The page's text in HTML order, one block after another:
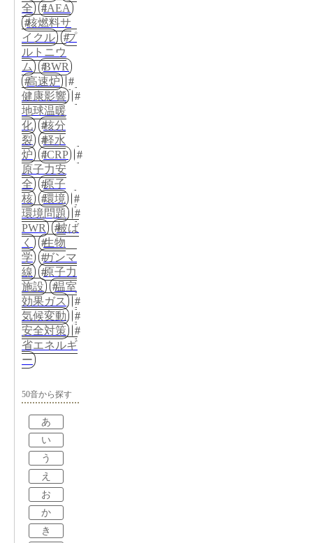
全
IAEA
核燃料サ
イクル
プ
ルトニウ
ム
BWR
高速炉
健康影響
地球温暖
化
核分
裂
軽水
炉
ICRP
原子力安
全
原子
核
環境
環境問題
PWR
被ば
く
生物
学
ガンマ
線
原子力
施設
温室
効果ガス
気候変動
安全対策
省エネルギ
ー
50音から探す
あ
い
う
え
お
か
き